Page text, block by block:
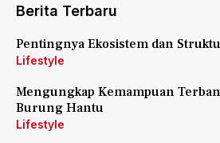
Berita Terbaru
Pentingnya Ekosistem dan
Lifestyle
Mengungkap Kemampuan
Burung Hantu
Lifestyle